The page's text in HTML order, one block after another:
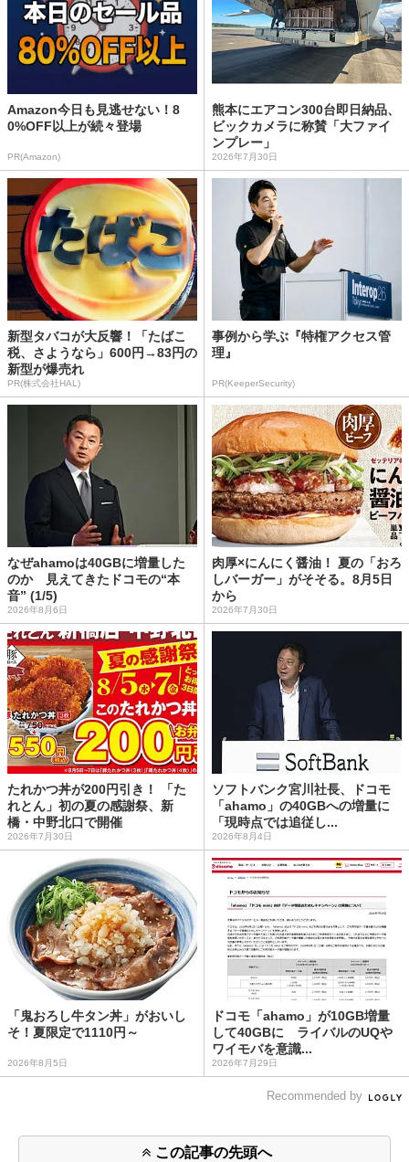
Amazon今日も見逃せない！8
0%OFF以上が続々登場
PR(Amazon)
熊本にエアコン300台即日納品、
ビックカメラに称賛「大ファイ
ンプレー」
2026年7月30日
新型タバコが大反響！「たばこ
税、さようなら」600円→83円の
新型が爆売れ
PR(株式会社HAL)
事例から学ぶ『特権アクセス管
理』
PR(KeeperSecurity)
なぜahamoは40GBに増量した
のか 見えてきたドコモの“本
音” (1/5)
2026年8月6日
肉厚×にんにく醤油！ 夏の「おろ
しバーガー」がそそる。8月5日
から
2026年7月30日
たれかつ丼が200円引き！ 「た
れとん」初の夏の感謝祭、新
橋・中野北口で開催
2026年7月30日
ソフトバンク宮川社長、ドコモ
「ahamo」の40GBへの増量に
「現時点では追従し...
2026年8月4日
「鬼おろし牛タン丼」がおいし
そ！夏限定で1110円～
2026年8月5日
ドコモ「ahamo」が10GB増量
して40GBに ライバルのUQや
ワイモバを意識...
2026年7月29日
Recommended by
この記事の先頭へ